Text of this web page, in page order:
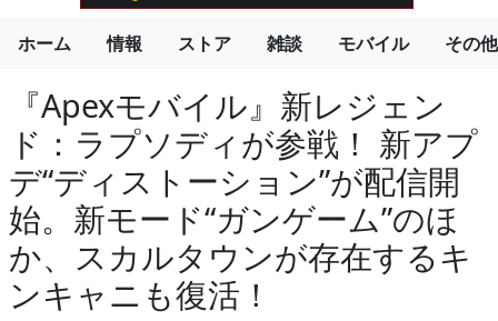
ホーム 情報 ストア 雑談 モバイル その他
『Apexモバイル』新レジェン
ド：ラプソディが参戦！ 新アプ
デ“ディストーション”が配信開
始。新モード“ガンゲーム”のほ
か、スカルタウンが存在するキ
ンキャニも復活！